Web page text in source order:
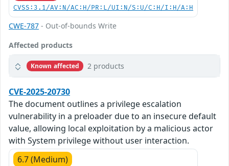
CVSS:3.1/AV:N/AC:H/PR:L/UI:N/S:U/C:H/I:H/A:H
CWE-787 - Out-of-bounds Write
Affected products
Known affected 2 products
CVE-2025-20730
The document outlines a privilege escalation
vulnerability in a preloader due to an insecure default
value, allowing local exploitation by a malicious actor
with System privilege without user interaction.
6.7 (Medium)